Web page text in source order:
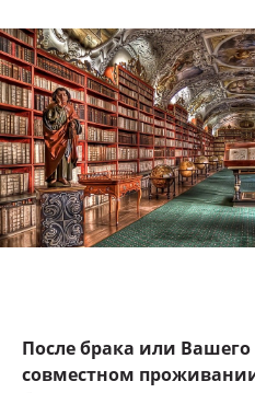
После брака или
совместном